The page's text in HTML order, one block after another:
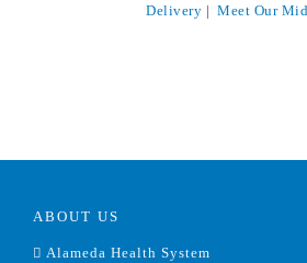
Delivery |Meet Our
ABOUT US
Alameda Health System